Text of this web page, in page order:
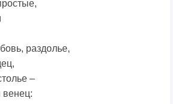
раздолье,
–
венец: